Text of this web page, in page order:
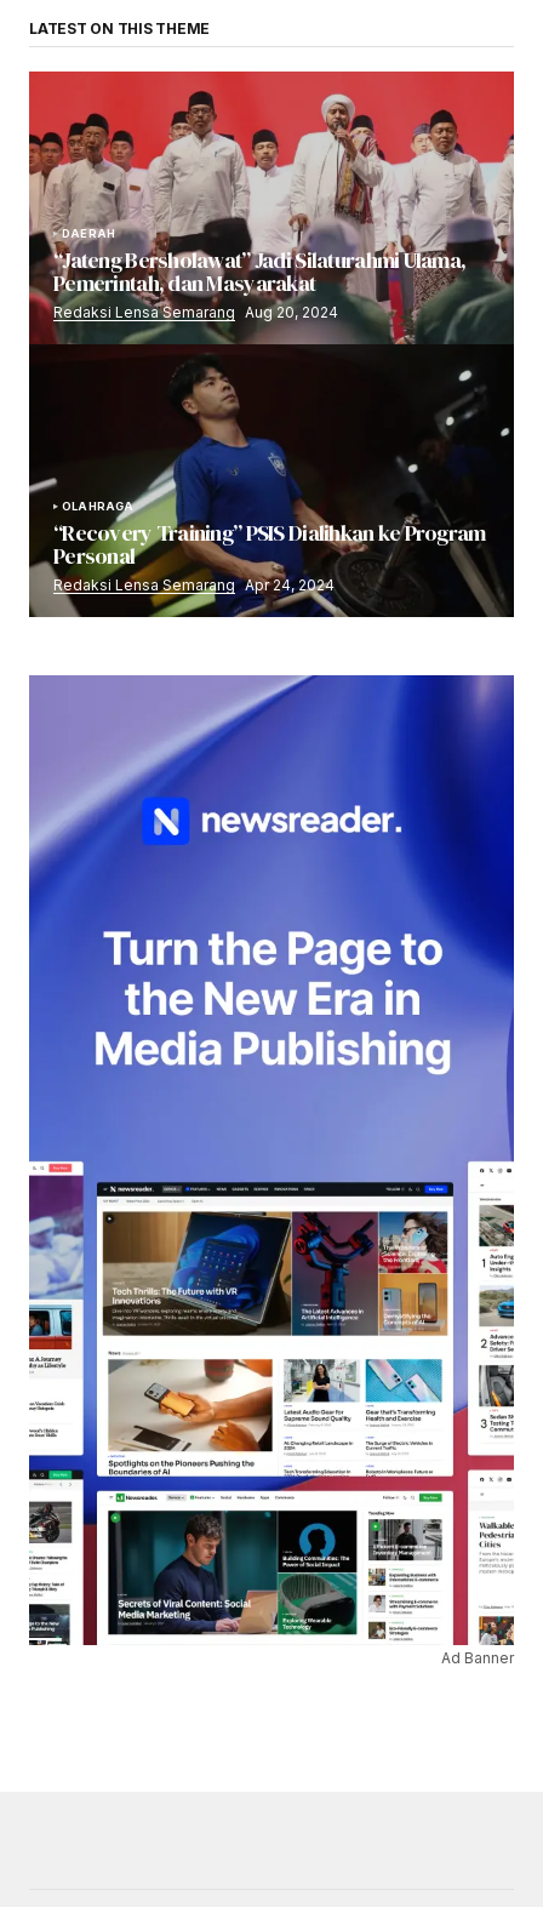
LATEST ON THIS THEME
DAERAH
“Jateng Bersholawat” Jadi Silaturahmi Ulama,
Pemerintah, dan Masyarakat
Redaksi Lensa Semarang Aug 20, 2024
OLAHRAGA
“Recovery Training” PSIS Dialihkan ke Program
Personal
Redaksi Lensa Semarang Apr 24, 2024
Ad Banner